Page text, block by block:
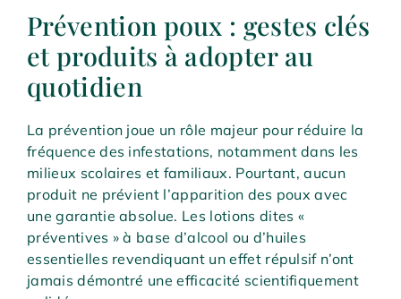
Prévention poux : gestes clés
et produits à adopter au
quotidien
La prévention joue un rôle majeur pour réduire la
fréquence des infestations, notamment dans les
milieux scolaires et familiaux. Pourtant, aucun
produit ne prévient l’apparition des poux avec
une garantie absolue. Les lotions dites «
préventives » à base d’alcool ou d’huiles
essentielles revendiquant un effet répulsif n’ont
jamais démontré une efficacité scientifiquement